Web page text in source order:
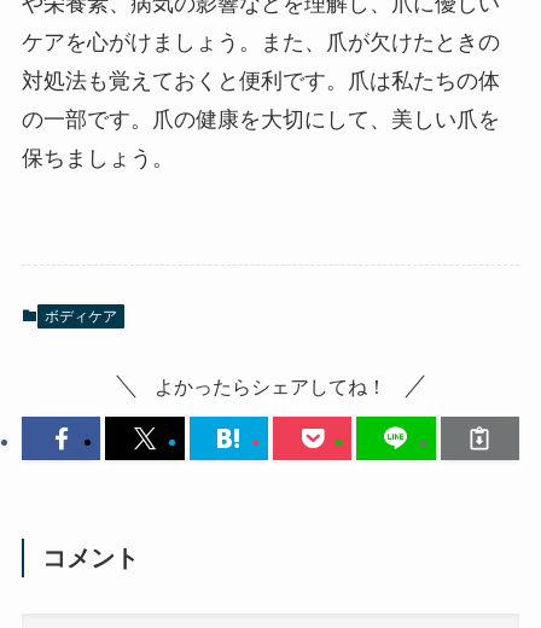
ケアを心がけましょう。また、爪が欠けたときの
対処法も覚えておくと便利です。爪は私たちの体
の一部です。爪の健康を大切にして、美しい爪を
保ちましょう。
ボディケア
よかったらシェアしてね！
コメント